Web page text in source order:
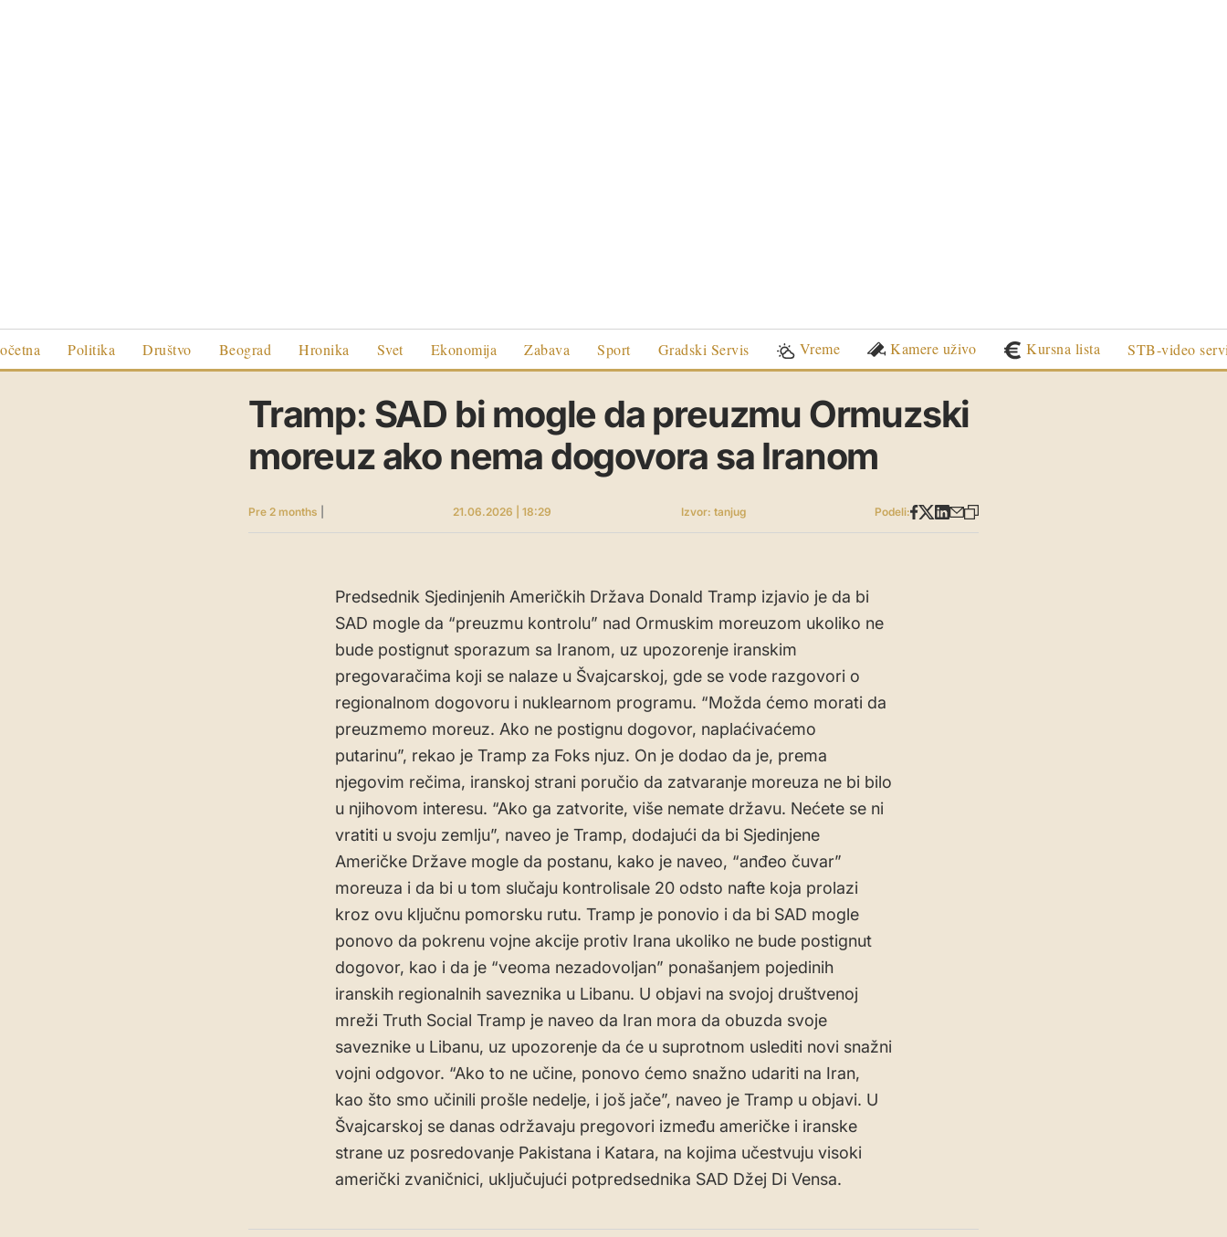
Politika Društvo Beograd Hronika Svet Ekonomija Zabava Sport Gradski Servis Vreme Kamere uživo Kursna lista STB-video
Tramp: SAD bi mogle da preuzmu Ormuzski
moreuz ako nema dogovora sa Iranom
Pre 2 months 21.06.2026 | 18:29 Izvor: tanjug Podeli:
Predsednik Sjedinjenih Američkih Država Donald Tramp izjavio je da bi
SAD mogle da “preuzmu kontrolu” nad Ormuskim moreuzom ukoliko ne
bude postignut sporazum sa Iranom, uz upozorenje iranskim
pregovaračima koji se nalaze u Švajcarskoj, gde se vode razgovori o
regionalnom dogovoru i nuklearnom programu. “Možda ćemo morati da
preuzmemo moreuz. Ako ne postignu dogovor, naplaćivaćemo
putarinu”, rekao je Tramp za Foks njuz. On je dodao da je, prema
njegovim rečima, iranskoj strani poručio da zatvaranje moreuza ne bi bilo
u njihovom interesu. “Ako ga zatvorite, više nemate državu. Nećete se ni
vratiti u svoju zemlju”, naveo je Tramp, dodajući da bi Sjedinjene
Američke Države mogle da postanu, kako je naveo, “anđeo čuvar”
moreuza i da bi u tom slučaju kontrolisale 20 odsto nafte koja prolazi
kroz ovu ključnu pomorsku rutu. Tramp je ponovio i da bi SAD mogle
ponovo da pokrenu vojne akcije protiv Irana ukoliko ne bude postignut
dogovor, kao i da je “veoma nezadovoljan” ponašanjem pojedinih
iranskih regionalnih saveznika u Libanu. U objavi na svojoj društvenoj
mreži Truth Social Tramp je naveo da Iran mora da obuzda svoje
saveznike u Libanu, uz upozorenje da će u suprotnom uslediti novi snažni
vojni odgovor. “Ako to ne učine, ponovo ćemo snažno udariti na Iran,
kao što smo učinili prošle nedelje, i još jače”, naveo je Tramp u objavi. U
Švajcarskoj se danas održavaju pregovori između američke i iranske
strane uz posredovanje Pakistana i Katara, na kojima učestvuju visoki
američki zvaničnici, uključujući potpredsednika SAD Džej Di Vensa.